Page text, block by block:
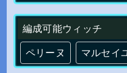
編成可能ウィッチ
ペリーヌ マルセイ